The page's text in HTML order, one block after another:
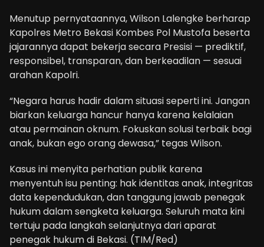
Menutup pernyataannya, Wilson Lalengke berharap
Kapolres Metro Bekasi Kombes Pol Mustofa beserta
jajarannya dapat bekerja secara Presisi — prediktif,
responsibel, transparan, dan berkeadilan — sesuai
arahan Kapolri.
“Negara harus hadir dalam situasi seperti ini. Jangan
biarkan keluarga hancur hanya karena kelalaian
atau permainan oknum. Fokuskan solusi terbaik bagi
anak, bukan ego orang dewasa,” tegas Wilson.
Kasus ini menyita perhatian publik karena
menyentuh isu penting: hak identitas anak, integritas
data kependudukan, dan tanggung jawab penegak
hukum dalam sengketa keluarga. Seluruh mata kini
tertuju pada langkah selanjutnya dari aparat
penegak hukum di Bekasi. (TIM/Red)